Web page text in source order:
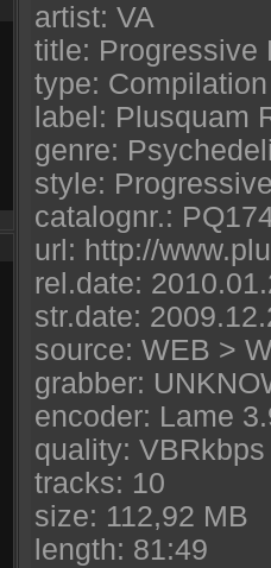
artist: VA
title: Progressive
type: Compilation
label: Plusquam
genre:
style:
catalognr.:
url: http://
rel.date:
str.date:
source: WEB >
grabber:
encoder: Lame
quality:
tracks: 10
size: 112,92 MB
length: 81:49